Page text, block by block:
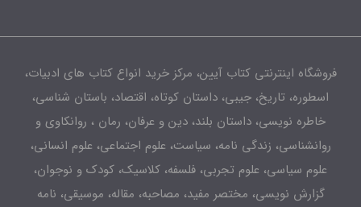
اینترنتی کتاب آیین، مرکز خرید انواع کتاب های ادبیات،
تاریخ، جیبی، داستان کوتاه، اقتصاد، باستان شناسی،
نویسی، داستان بلند، دین و عرفان، رمان ، روانکاوی و
زندگی نامه، سیاست، علوم اجتماعی، علوم انسانی،
سیاسی، علوم تجربی، فلسفه، کلاسیک، کودک و نوجوان،
نویسی، مختصر مفید، مصاحبه، مقاله، موسیقی، نامه